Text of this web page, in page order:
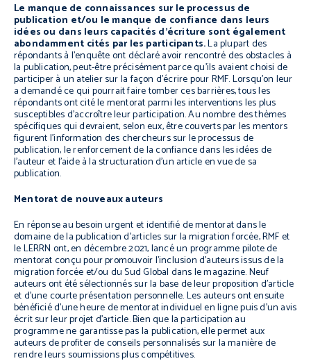
Le manque de connaissances sur le processus de
publication et/ou le manque de confiance dans leurs
idées ou dans leurs capacités d’écriture sont également
abondamment cités par les participants.La plupart des
répondants à l’enquête ont déclaré avoir rencontré des obstacles à
la publication, peut-être précisément parce qu’ils avaient choisi de
participer à un atelier sur la façon d’écrire pour RMF. Lorsqu’on leur
a demandé ce qui pourrait faire tomber ces barrières, tous les
répondants ont cité le mentorat parmi les interventions les plus
susceptibles d’accroître leur participation. Au nombre des thèmes
spécifiques qui devraient, selon eux, être couverts par les mentors
figurent l’information des chercheurs sur le processus de
publication, le renforcement de la confiance dans les idées de
l’auteur et l’aide à la structuration d’un article en vue de sa
publication.
Mentorat de nouveaux auteurs
En réponse au besoin urgent et identifié de mentorat dans le
domaine de la publication d’articles sur la migration forcée, RMF et
le LERRN ont, en décembre 2021, lancé un programme pilote de
mentorat conçu pour promouvoir l’inclusion d’auteurs issus de la
migration forcée et/ou du Sud Global dans le magazine. Neuf
auteurs ont été sélectionnés sur la base de leur proposition d’article
et d’une courte présentation personnelle. Les auteurs ont ensuite
bénéficié d’une heure de mentorat individuel en ligne puis d’un avis
écrit sur leur projet d’article. Bien que la participation au
programme ne garantisse pas la publication, elle permet aux
auteurs de profiter de conseils personnalisés sur la manière de
rendre leurs soumissions plus compétitives.